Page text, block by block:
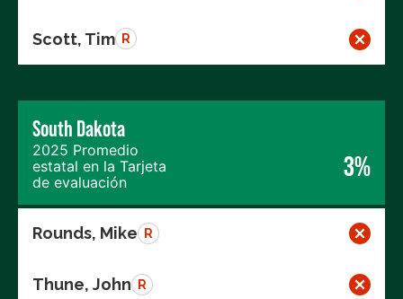
Scott, Tim R
South Dakota
2025 Promedio
estatal en la Tarjeta
de evaluación
3%
Rounds, Mike R
Thune, John R